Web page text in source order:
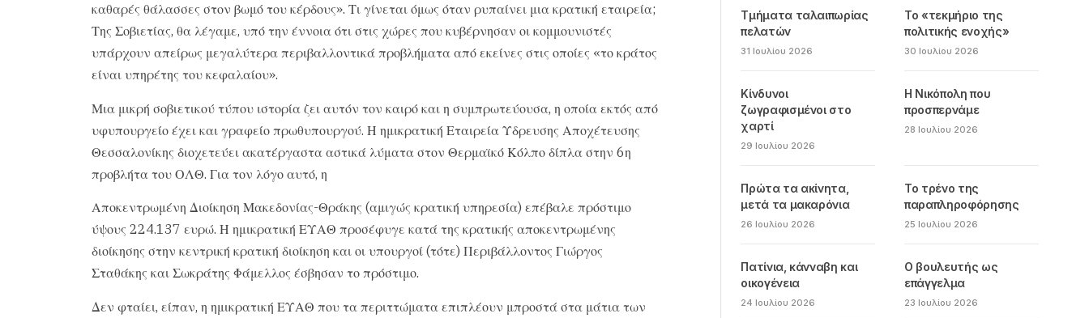
καθαρές θάλασσες στον βωμό του κέρδους». Τι γίνεται όμως όταν ρυπαίνει μια κρατική εταιρεία;
Της Σοβιετίας, θα λέγαμε, υπό την έννοια ότι στις χώρες που κυβέρνησαν οι κομμουνιστές
υπάρχουν απείρως μεγαλύτερα περιβαλλοντικά προβλήματα από εκείνες στις οποίες «το κράτος
είναι υπηρέτης του κεφαλαίου».
Μια μικρή σοβιετικού τύπου ιστορία ζει αυτόν τον καιρό και η συμπρωτεύουσα, η οποία εκτός από
υφυπουργείο έχει και γραφείο πρωθυπουργού. Η ημικρατική Εταιρεία Υδρευσης Αποχέτευσης
Θεσσαλονίκης διοχετεύει ακατέργαστα αστικά λύματα στον Θερμαϊκό Κόλπο δίπλα στην 6η
προβλήτα του ΟΛΘ. Για τον λόγο αυτό, η
Αποκεντρωμένη Διοίκηση Μακεδονίας-Θράκης (αμιγώς κρατική υπηρεσία) επέβαλε πρόστιμο
ύψους 224.137 ευρώ. Η ημικρατική ΕΥΑΘ προσέφυγε κατά της κρατικής αποκεντρωμένης
διοίκησης στην κεντρική κρατική διοίκηση και οι υπουργοί (τότε) Περιβάλλοντος Γιώργος
Σταθάκης και Σωκράτης Φάμελλος έσβησαν το πρόστιμο.
Δεν φταίει, είπαν, η ημικρατική ΕΥΑΘ που τα περιττώματα επιπλέουν μπροστά στα μάτια των
Τμήματα ταλαιπωρίας
πελατών
31 Ιουλίου 2026
Το «τεκμήριο της
πολιτικής ενοχής»
30 Ιουλίου 2026
Κίνδυνοι
ζωγραφισμένοι στο
χαρτί
29 Ιουλίου 2026
Η Νικόπολη που
προσπερνάμε
28 Ιουλίου 2026
Πρώτα τα ακίνητα,
μετά τα μακαρόνια
26 Ιουλίου 2026
Το τρένο της
παραπληροφόρησης
25 Ιουλίου 2026
Πατίνια, κάνναβη και
οικογένεια
24 Ιουλίου 2026
Ο βουλευτής ως
επάγγελμα
23 Ιουλίου 2026